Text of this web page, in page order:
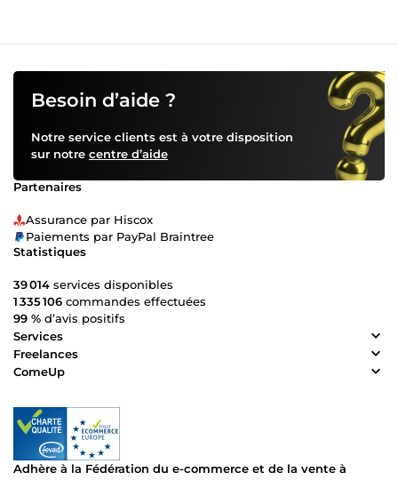
Besoin d’aide ?
Notre service clients est à votre disposition
sur notre centre d’aide
Partenaires
Assurance par Hiscox
Paiements par PayPal Braintree
Statistiques
39 014 services disponibles
1 335 106 commandes effectuées
99 % d’avis positifs
Services
Freelances
ComeUp
Adhère à la Fédération du e-commerce et de la vente à